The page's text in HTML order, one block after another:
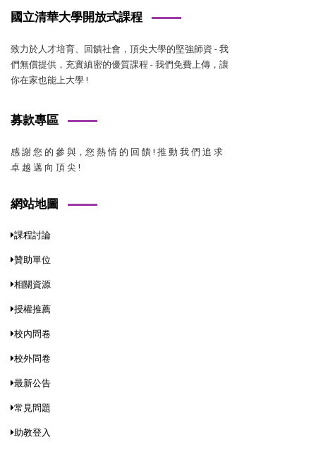
國立清華大學開放式課程
致力於人才培育、回饋社會，頂尖大學的堅強師資 - 我
們無償提供，充實縝密的優質課程 - 我們免費上傳，讓
你在家也能上大學 !
募款專區
感 謝 您 的 參 與，您 熱 情 的 回 饋 ! 推 動 我 們 追 求
卓 越 邁 向 頂 尖 !
網站地圖
課程討論
贊助單位
相關資源
授權推薦
校內問卷
校外問卷
最新公告
常見問題
助教登入